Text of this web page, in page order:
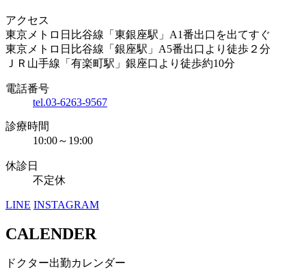
アクセス
東京メトロ日比谷線「東銀座駅」A1番出口を出てすぐ
東京メトロ日比谷線「銀座駅」A5番出口より徒歩２分
ＪＲ山手線「有楽町駅」銀座口より徒歩約10分
電話番号
tel.03-6263-9567
診療時間
10:00～19:00
休診日
不定休
LINE INSTAGRAM
CALENDER
ドクター出勤カレンダー